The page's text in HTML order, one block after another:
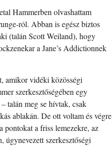
Hammerben olvashattam
ról. Abban is egész biztos
(talán Scott Weiland), hogy
a Jane’s Addictionnek
amikor vidéki közösségi
szerkesztőségében egy
talán meg se hívtak, csak
ablakán. De ott voltam és végre
pontokat a friss lemezekre, az
úgynevezett szerkesztőségi